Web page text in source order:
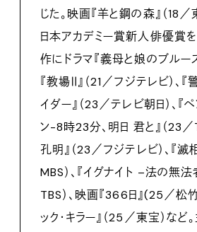
じた。映画『羊と鋼の森』（18
日本アカデミー賞新人俳優賞
作にドラマ『義母と娘のブルース
『教場Ⅱ』（21／フジテレビ）、
イダー』（23／テレビ朝日）、『
ン-8時23分、明日 君と』（23／
孔明』（23／フジテレビ）、『滅
MBS）、『イグナイト –法の無法
TBS）、映画『366日』(25／松
ック・キラー』（25／東宝）など